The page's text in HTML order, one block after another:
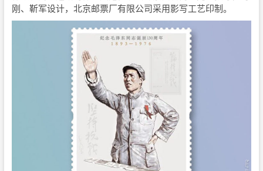
刚、靳军设计，北京邮票厂有限公司采用影写工艺印制。